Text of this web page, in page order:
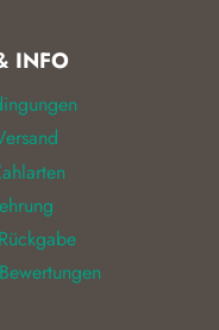
INFO